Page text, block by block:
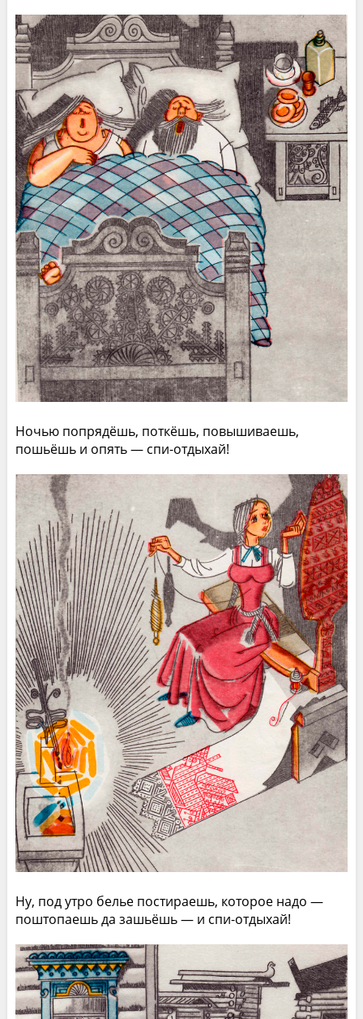
Ночью попрядёшь, поткёшь, повышиваешь,
пошьёшь и опять — спи-отдыхай!
Ну, под утро белье постираешь, которое надо —
поштопаешь да зашьёшь — и спи-отдыхай!